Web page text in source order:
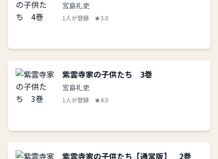
宮島礼吏
1人が登録 ★3.0
紫雲寺家の子供たち 3巻
宮島礼吏
1人が登録 ★4.0
紫雲寺家の子供たち【通常版】 2巻